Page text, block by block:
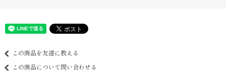
この商品を友達に教える
この商品について問い合わせる